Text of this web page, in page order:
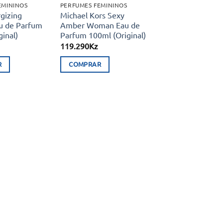
de Parfum
PERFUMES FEMININOS
Michael Kors Sexy
Amber Woman Eau de
Parfum 100ml (Original)
119.290Kz
COMPRAR